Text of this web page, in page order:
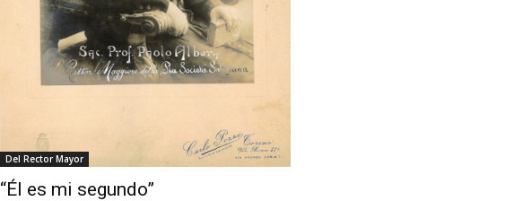
Del Rector Mayor
“Él es mi segundo”